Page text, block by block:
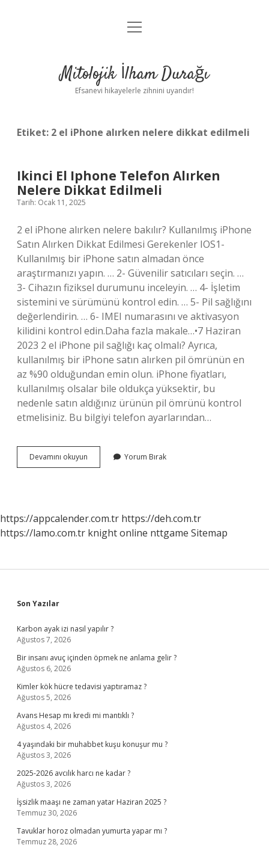
Anasayfa
Yasal Uyarı
menüyü
Mitolojik İlham Durağı
Efsanevi hikayelerle zihnini uyandır!
Etiket: 2 el iPhone alırken nelere dikkat edilmeli
Ikinci El Iphone Telefon Alırken
Nelere Dikkat Edilmeli
Tarih: Ocak 11, 2025
2 el iPhone alırken nelere bakılır? Kullanılmış iPhone
Satın Alırken Dikkat Edilmesi Gerekenler IOS1-
Kullanılmış bir iPhone satın almadan önce
araştırmanızı yapın. … 2- Güvenilir satıcıları seçin. …
3- Cihazın fiziksel durumunu inceleyin. … 4- İşletim
sistemini ve sürümünü kontrol edin. … 5- Pil sağlığını
değerlendirin. … 6- IMEI numarasını ve aktivasyon
kilidini kontrol edin.Daha fazla makale…•7 Haziran
2023 2 el iPhone pil sağlığı kaç olmalı? Ayrıca,
kullanılmış bir iPhone satın alırken pil ömrünün en
az %90 olduğundan emin olun. iPhone fiyatları,
kullanılmış olsalar bile oldukça yüksektir, bu
nedenle satın aldığınız ürünün pil ömrünü kontrol
etmelisiniz. Bu bilgiyi telefon ayarlarından…
Devamını okuyun
El
Dikkat
Edilmeli
Yorum Bırak
https://appcalender.com.tr https://deh.com.tr
https://lamo.com.tr knight online nttgame Sitemap
Sidebar
Son Yazılar
Karbon ayak izi nasıl yapılır ?
Ağustos 7, 2026
Bir insanı avuç içinden öpmek ne anlama gelir ?
Ağustos 6, 2026
Kimler kök hücre tedavisi yaptıramaz ?
Ağustos 5, 2026
Avans Hesap mı kredi mi mantıklı ?
Ağustos 4, 2026
4 yaşındaki bir muhabbet kuşu konuşur mu ?
Ağustos 3, 2026
2025-2026 avcılık harcı ne kadar ?
Ağustos 3, 2026
İşsizlik maaşı ne zaman yatar Haziran 2025 ?
Temmuz 30, 2026
Tavuklar horoz olmadan yumurta yapar mı ?
Temmuz 28, 2026